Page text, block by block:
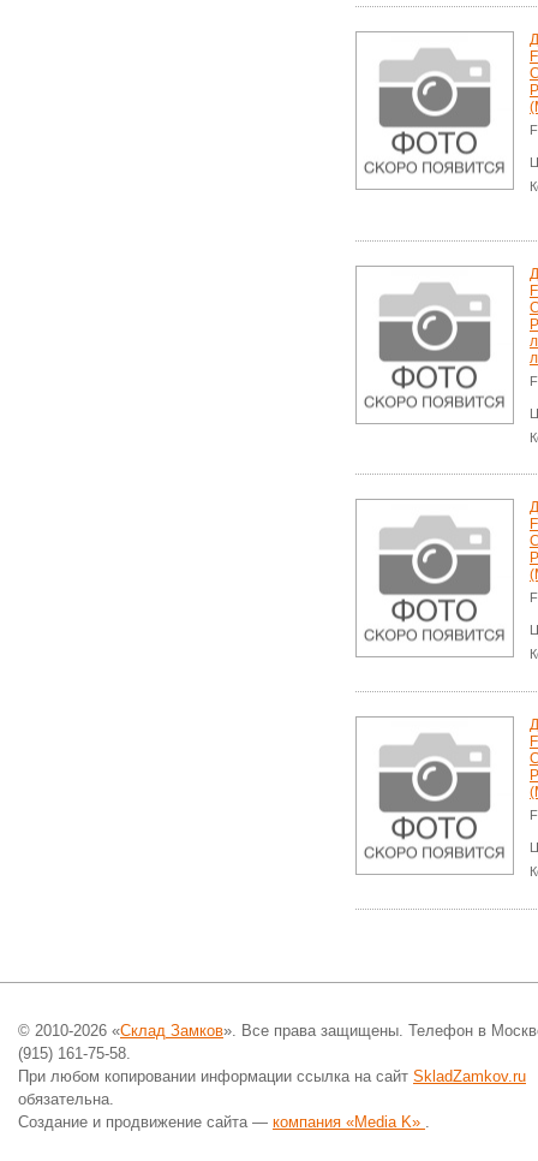
© 2010-2026 «Склад Замков». Все права защищены. Телефон в
(915) 161-75-58.
При любом копировании информации ссылка на сайт SkladZamkov.ru
обязательна.
Создание и продвижение сайта — компания «Media K»